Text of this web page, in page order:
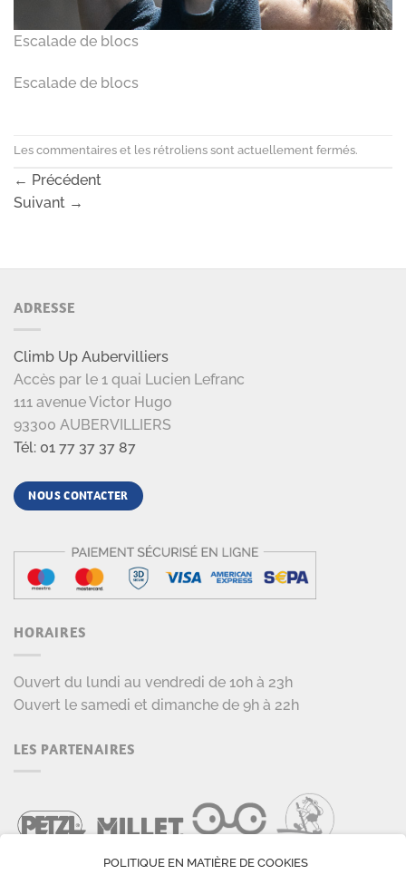
Escalade de blocs
Escalade de blocs
Les commentaires et les rétroliens sont actuellement fermés.
← Précédent
Suivant →
ADRESSE
Climb Up Aubervilliers
Accès par le 1 quai Lucien Lefranc
111 avenue Victor Hugo
93300 AUBERVILLIERS
Tél: 01 77 37 37 87
NOUS CONTACTER
HORAIRES
Ouvert du lundi au vendredi de 10h à 23h
Ouvert le samedi et dimanche de 9h à 22h
LES PARTENAIRES
POLITIQUE EN MATIÈRE DE COOKIES